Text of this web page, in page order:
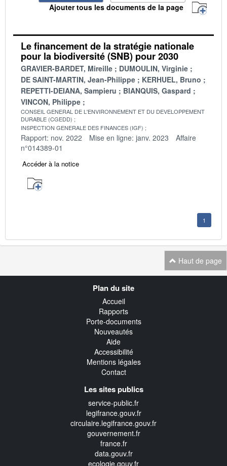
Ajouter tous les documents de la page
Le financement de la stratégie nationale
pour la biodiversité (SNB) pour 2030
GRAVIER-BARDET, Mireille
DUMOULIN, Virginie
DE SAINT-MARTIN, Jean-Philippe
KERHUEL, Bruno
REPETTI-DEIANA, Sampieru
BIANQUIS, Gaspard
VINCON, Philippe
CONSEIL GENERAL DE L'ENVIRONNEMENT ET DU DEVELOPPEMENT
DURABLE (CGEDD)
INSPECTION GENERALE DES FINANCES (IGF)
Rapport: nov. 2022 Mise en ligne: janv. 2023
Affaire
n°014389-01
Accéder à la notice
1
Haut de page
Plan du site
Accueil
Rapports
Porte-documents
Nouveautés
Aide
Accessibilité
Mentions légales
Contact
Les sites publics
service-public.fr
legifrance.gouv.fr
circulaire.legifrance.gouv.fr
gouvernement.fr
france.fr
data.gouv.fr
ecologie.gouv.fr